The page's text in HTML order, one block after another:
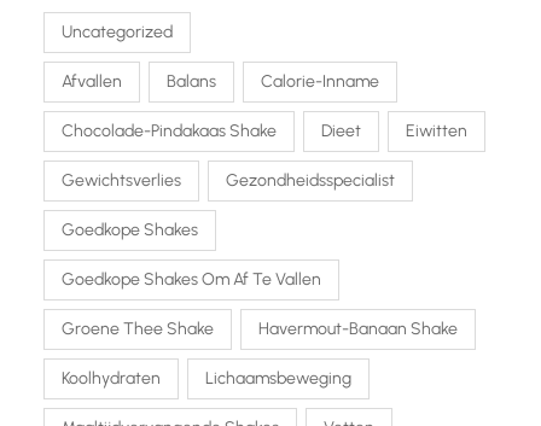
Uncategorized
Afvallen Balans Calorie-Inname
Chocolade-Pindakaas Shake Dieet Eiwitten
Gewichtsverlies Gezondheidsspecialist
Goedkope Shakes
Goedkope Shakes Om Af Te Vallen
Groene Thee Shake Havermout-Banaan Shake
Koolhydraten Lichaamsbeweging